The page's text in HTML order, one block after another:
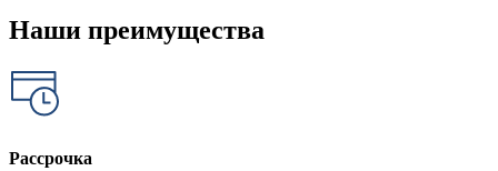
Наши преимущества
Рассрочка